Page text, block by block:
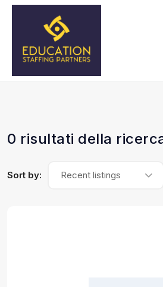
0 risultati della
Sort by: Recent listings